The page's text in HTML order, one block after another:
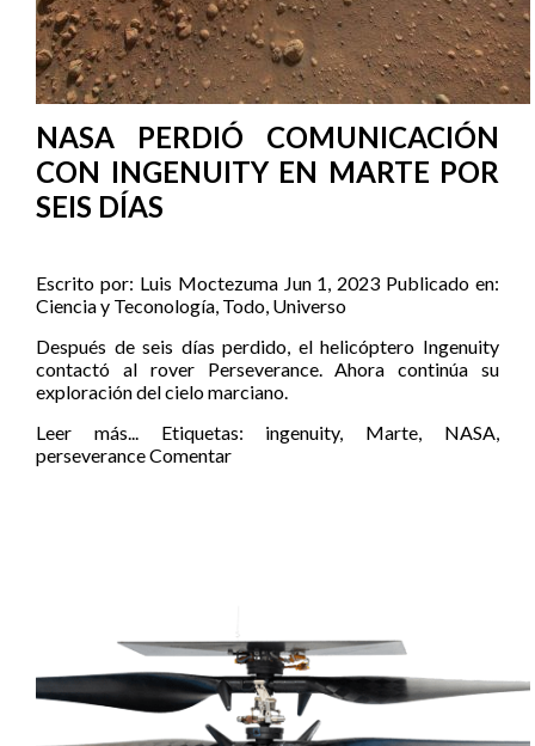
NASA PERDIÓ COMUNICACIÓN
CON INGENUITY EN MARTE POR
SEIS DÍAS
Escrito por: Luis Moctezuma Jun 1, 2023 Publicado en:
Ciencia y Teconología, Todo, Universo
Después de seis días perdido, el helicóptero Ingenuity
contactó al rover Perseverance. Ahora continúa su
exploración del cielo marciano.
Leer más...
Etiquetas: ingenuity, Marte, NASA,
perseveranceComentar